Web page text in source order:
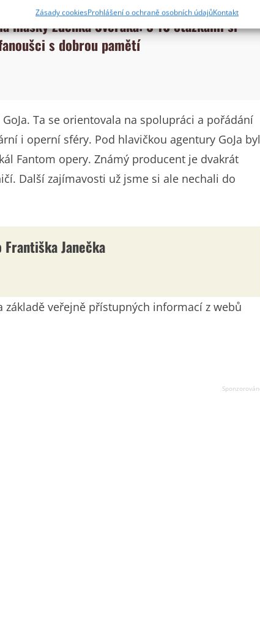
aktivně požadovaných informací.
bezpečnosti, předcházení a zjišťování podvodů a
Zásady cookiesProhlášení o ochraně osobních údajůKontakt
hlášky Zdeňka Svěráka: S 10 otázkami si
s dobrou pamětí
Ta se orientovala na spolupráci a pořádání
i operní sféry. Pod hlavičkou agentury GoJa byl
Fantom opery. Známý producent je dvakrát
Další zajímavosti už jsme si ale nechali do
Janečka
základě veřejně přístupných informací z webů